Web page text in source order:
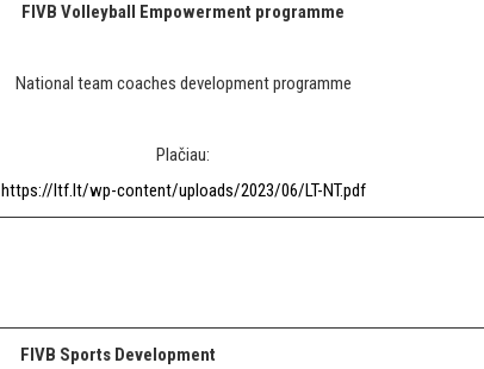
FIVB Volleyball Empowerment programme
National team coaches development programme
Plačiau:
https://ltf.lt/wp-content/uploads/2023/06/LT-NT.pdf
FIVB Sports Development